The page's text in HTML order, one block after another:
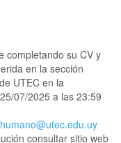
completando su CV y
en la sección
UTEC en la
07/2025 a las 23:59
consultar sitio web